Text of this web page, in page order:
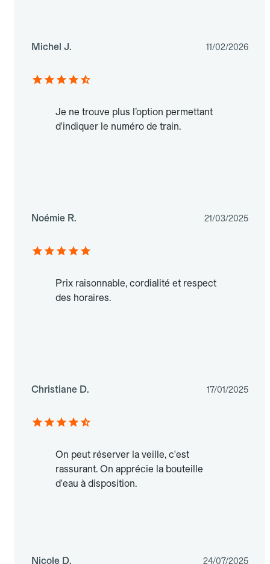
Michel J. 11/02/2026
Je ne trouve plus l’option permettant
d'indiquer le numéro de train.
Noémie R. 21/03/2025
Prix raisonnable, cordialité et respect
des horaires.
Christiane D. 17/01/2025
On peut réserver la veille, c'est
rassurant. On apprécie la bouteille
d'eau à disposition.
Nicole D. 24/07/2025